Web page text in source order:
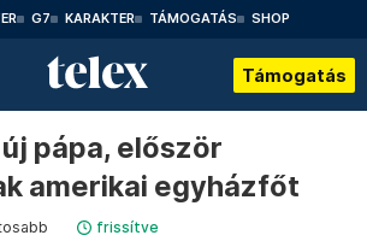
G7 KARAKTER TÁMOGATÁS SHOP
Támogatás
új pápa, először
amerikai egyházfőt
frissítve